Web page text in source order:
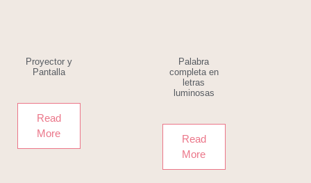
Proyector y
Pantalla
Read
More
Palabra
completa en
letras
luminosas
Read
More